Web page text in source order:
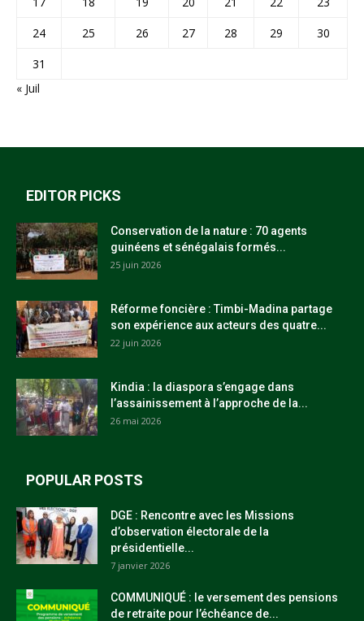
24
25 26 27 28 29
30
31
« Juil
EDITOR PICKS
Conservation de la nature : 70 agents
guinéens et sénégalais formés...
25 juin 2026
Réforme foncière : Timbi-Madina partage
son expérience aux acteurs des quatre...
22 juin 2026
Kindia : la diaspora s’engage dans
l’assainissement à l’approche de la...
26 mai 2026
POPULAR POSTS
DGE : Rencontre avec les Missions
d’observation électorale de la
présidentielle...
7 janvier 2026
COMMUNIQUÉ : le versement des pensions
de retraite pour l’échéance de...